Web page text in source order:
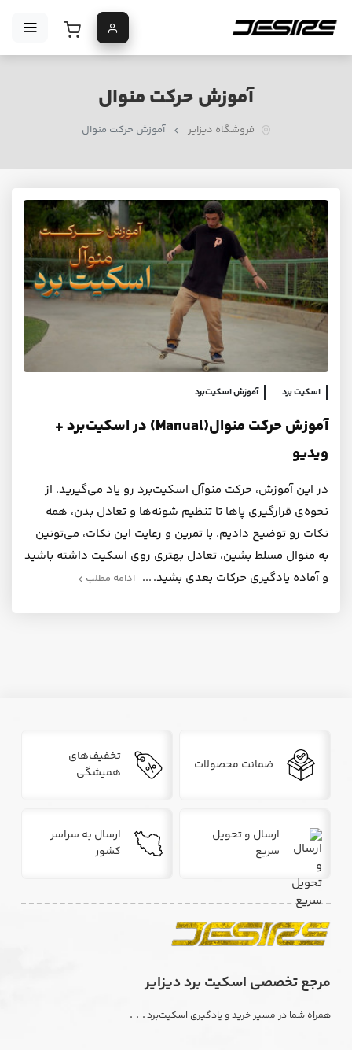
آموزش حرکت منوال
فروشگاه دیزایر آموزش حرکت منوال
اسکیت برد آموزش اسکیت‌برد
آموزش حرکت منوال(Manual) در اسکیت‌برد +
ویدیو
در این آموزش، حرکت منوآل اسکیت‌برد رو یاد می‌گیرید. از
نحوه‌ی قرارگیری پاها تا تنظیم شونه‌ها و تعادل بدن، همه
نکات رو توضیح دادیم. با تمرین و رعایت این نکات، می‌تونین
به منوال مسلط بشین، تعادل بهتری روی اسکیت داشته باشید
و آماده یادگیری حرکات بعدی بشید.
ادامه مطلب
ضمانت محصولات
تخفیف‌های
همیشگی
ارسال و تحویل
سریع
ارسال به سراسر
کشور
مرجع تخصصی اسکیت برد دیزایر
همراه شما در مسیر خرید و یادگیری اسکیت‌برد. . .